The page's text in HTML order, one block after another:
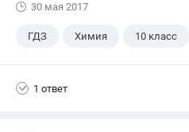
30 мая 2017
ГДЗ Химия 10 класс
1 ответ